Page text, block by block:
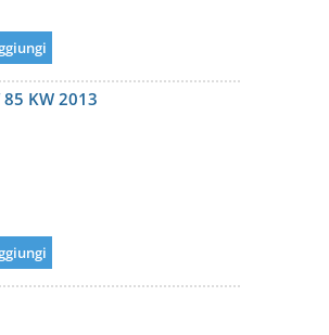
85 KW 2013